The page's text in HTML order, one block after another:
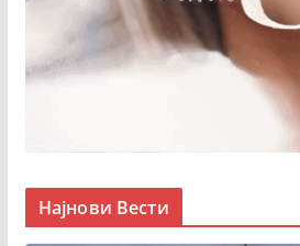
Најнови Вести